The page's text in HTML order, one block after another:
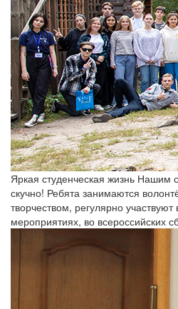
Яркая студенческая жизнь Нашим
скучно! Ребята занимаются
творчеством, регулярно
мероприятиях, во всероссийских